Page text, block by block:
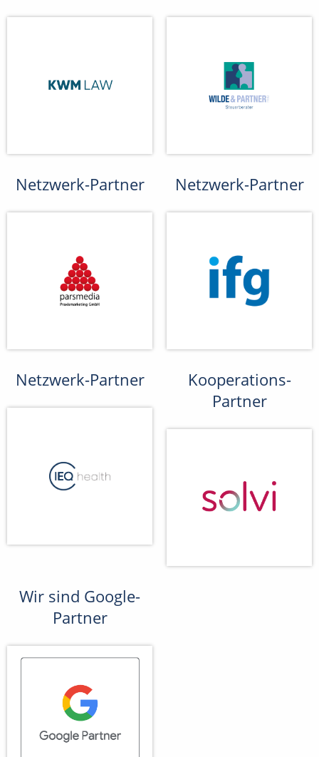
Netzwerk-Partner Netzwerk-Partner
Netzwerk-Partner
Kooperations-
Partner
Wir sind Google-
Partner